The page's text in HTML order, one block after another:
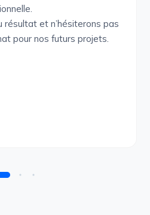
résultat et n’hésiterons pas
pour nos futurs projets.